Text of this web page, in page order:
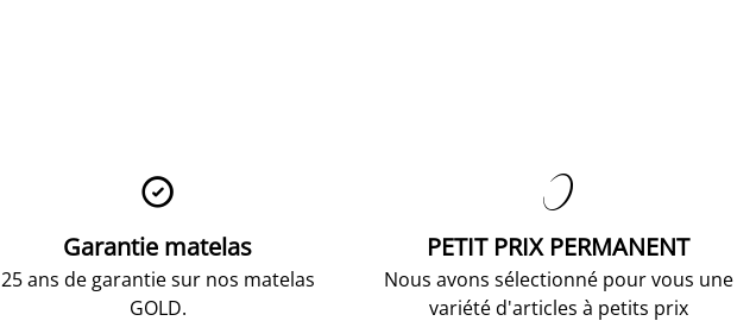

Garantie matelas
25 ans de garantie sur nos matelas
GOLD.

PETIT PRIX PERMANENT
Nous avons sélectionné pour vous une
variété d'articles à petits prix